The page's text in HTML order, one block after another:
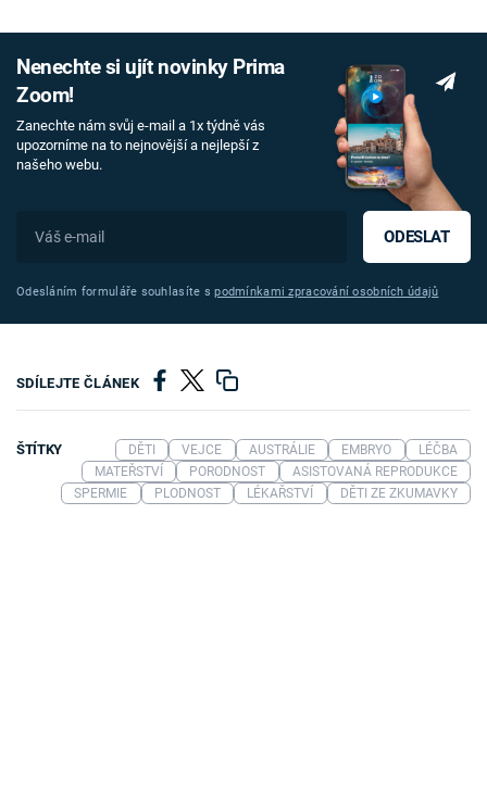
Nenechte si ujít novinky Prima
Zoom!
Zanechte nám svůj e-mail a 1x týdně vás
upozorníme na to nejnovější a nejlepší z
našeho webu.
ODESLAT
Odesláním formuláře souhlasíte spodmínkami zpracování osobních údajů
SDÍLEJTE ČLÁNEK
ŠTÍTKY DĚTI VEJCE AUSTRÁLIE EMBRYO
LÉČBA
MATEŘSTVÍ
PORODNOST
ASISTOVANÁ REPRODUKCE
SPERMIE
PLODNOST LÉKAŘSTVÍ DĚTI ZE ZKUMAVKY